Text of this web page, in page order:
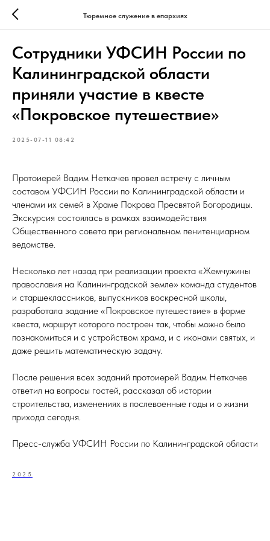
Тюремное служение в епархиях
Сотрудники УФСИН России по
Калининградской области
приняли участие в квесте
«Покровское путешествие»
2025-07-11 08:42
Протоиерей Вадим Неткачев провел встречу с личным
составом УФСИН России по Калининградской области и
членами их семей в Храме Покрова Пресвятой Богородицы.
Экскурсия состоялась в рамках взаимодействия
Общественного совета при региональном пенитенциарном
ведомстве.
Несколько лет назад при реализации проекта «Жемчужины
православия на Калининградской земле» команда студентов
и старшеклассников, выпускников воскресной школы,
разработала задание «Покровское путешествие» в форме
квеста, маршрут которого построен так, чтобы можно было
познакомиться и с устройством храма, и с иконами святых, и
даже решить математическую задачу.
После решения всех заданий протоиерей Вадим Неткачев
ответил на вопросы гостей, рассказал об истории
строительства, изменениях в послевоенные годы и о жизни
прихода сегодня.
Пресс-служба УФСИН России по Калининградской области
2025